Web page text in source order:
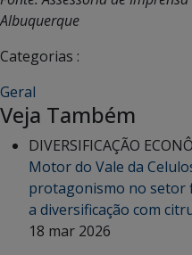
Albuquerque
Categorias :
Geral
Veja Também
DIVERSIFICAÇÃO
Motor do Vale da
protagonismo no setor
a diversificação com
18 mar 2026